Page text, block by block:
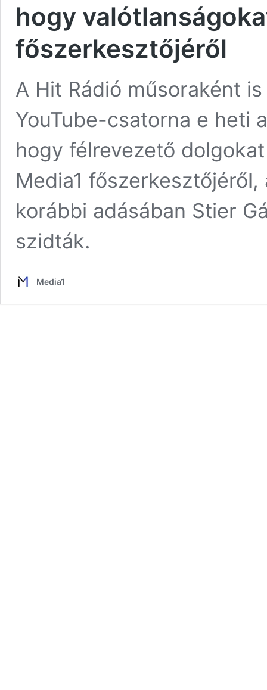
hogy
főszerkesztőjéről
A Hit Rádió műsoraként
YouTube-csatorna e heti
hogy félrevezető
Media1
korábbi adásában Stier
szidták.
Media1